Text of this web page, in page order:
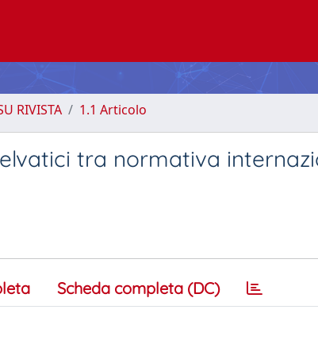
RIVISTA 1.1 Articolo
tra normativa
Scheda completa (DC)